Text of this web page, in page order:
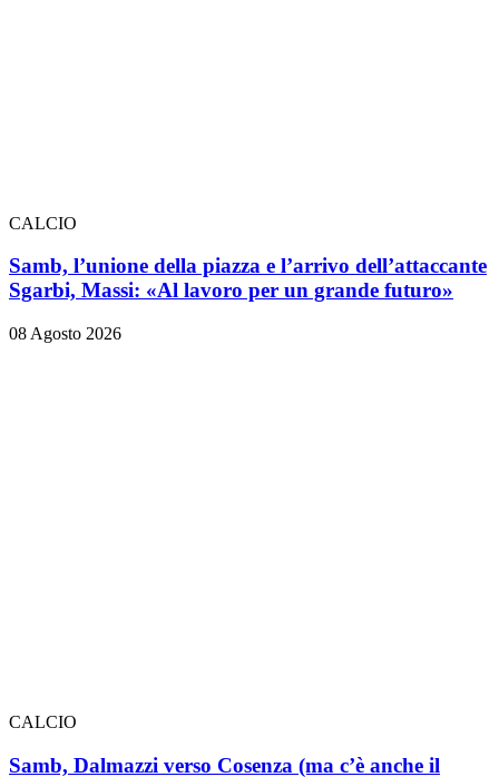
CALCIO
Samb, l’unione della piazza e l’arrivo dell’attaccante
Sgarbi, Massi: «Al lavoro per un grande futuro»
08 Agosto 2026
CALCIO
Samb, Dalmazzi verso Cosenza (ma c’è anche il